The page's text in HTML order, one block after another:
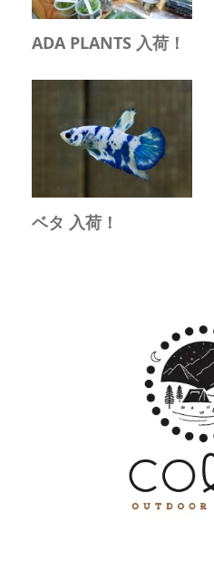
ADA PLANTS 入荷！
ベタ 入荷！